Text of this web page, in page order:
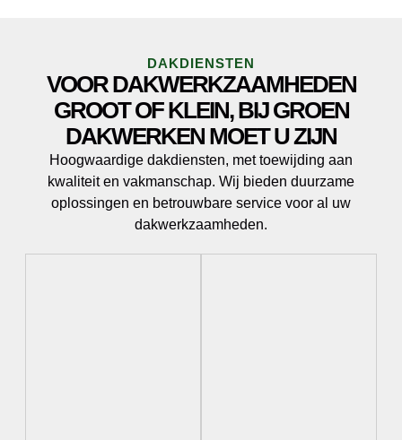
DAKDIENSTEN
VOOR DAKWERKZAAMHEDEN
GROOT OF KLEIN, BIJ GROEN
DAKWERKEN MOET U ZIJN
Hoogwaardige dakdiensten, met toewijding aan
kwaliteit en vakmanschap. Wij bieden duurzame
oplossingen en betrouwbare service voor al uw
dakwerkzaamheden.